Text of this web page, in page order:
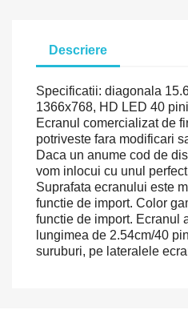
Descriere
Specificatii: diagonala
1366x768, HD LED 40
Ecranul comercializat de
potriveste fara modificari
Daca un anume cod de
vom inlocui cu unul
Suprafata ecranului este
functie de import. Color
functie de import. Ecranul
lungimea de 2.54cm/40
suruburi, pe lateralele